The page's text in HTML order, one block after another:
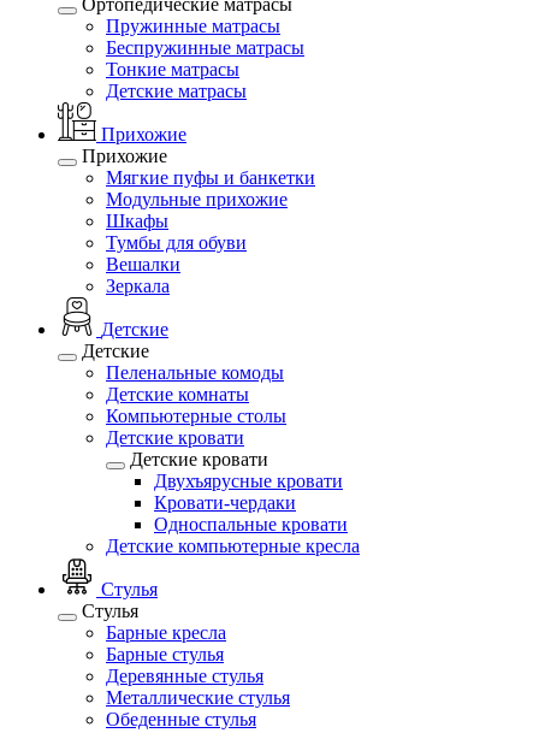
Ортопедические матрасы
Пружинные матрасы
Беспружинные матрасы
Тонкие матрасы
Детские матрасы
Прихожие
Прихожие
Мягкие пуфы и банкетки
Модульные прихожие
Шкафы
Тумбы для обуви
Вешалки
Зеркала
Детские
Детские
Пеленальные комоды
Детские комнаты
Компьютерные столы
Детские кровати
Детские кровати
Двухъярусные кровати
Кровати-чердаки
Односпальные кровати
Детские компьютерные кресла
Стулья
Стулья
Барные кресла
Барные стулья
Деревянные стулья
Металлические стулья
Обеденные стулья